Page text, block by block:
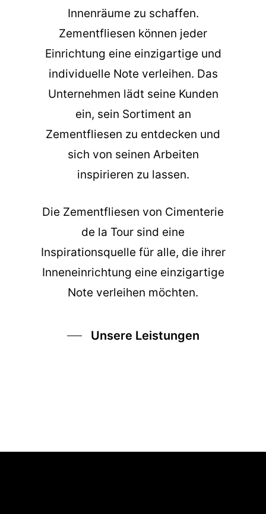
Innenräume zu schaffen.
Zementfliesen können jeder
Einrichtung eine einzigartige und
individuelle Note verleihen. Das
Unternehmen lädt seine Kunden
ein, sein Sortiment an
Zementfliesen zu entdecken und
sich von seinen Arbeiten
inspirieren zu lassen.
Die Zementfliesen von Cimenterie
de la Tour sind eine
Inspirationsquelle für alle, die ihrer
Inneneinrichtung eine einzigartige
Note verleihen möchten.
Unsere Leistungen